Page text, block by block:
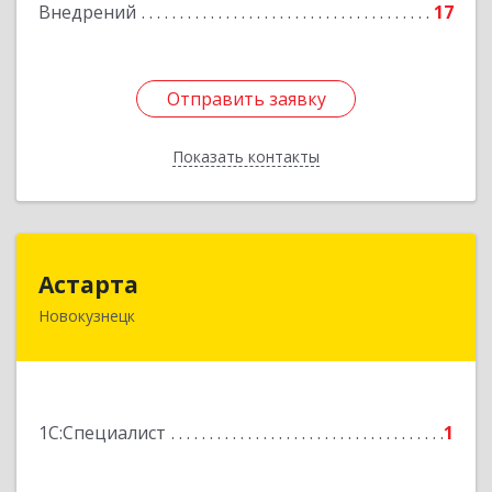
Внедрений 17
Отправить заявку
Показать контакты
Отправить заявку
Назад
Астарта
Новокузнецк
1С:Специалист 1
654079, Кемеровская обл, Новокузнецк г,